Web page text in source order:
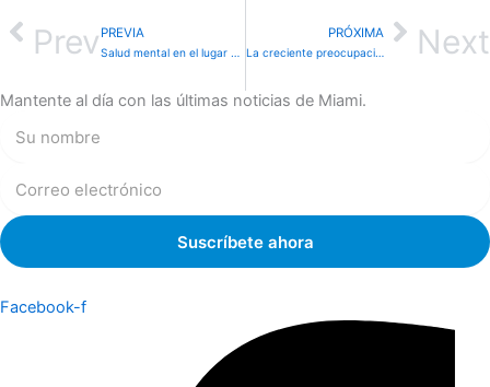
Prev PREVIA
Salud mental en el lugar de trabajo: cómo Aetna™ apoya a los empleados del condado de Miami-Dade más allá de la cobertura tradicional
PRÓXIMA
La creciente preocupación por el vapeo entre los jóvenes; Las escuelas de Florida cambian de enfoque Next
Mantente al día con las últimas noticias de Miami.
Facebook-f